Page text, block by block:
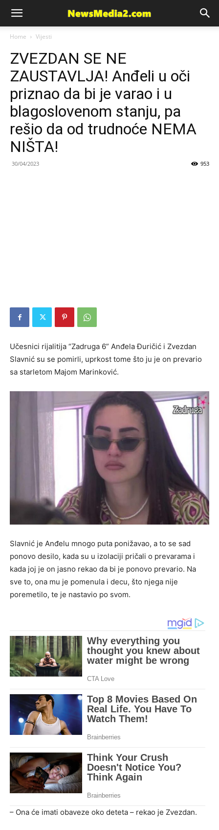
News
Media
Home Vijesti
ZVEZDAN SE NE
ZAUSTAVLJA! Anđeli u oči
priznao da bi je varao i u
blagoslovenom stanju, pa
rešio da od trudnoće NEMA
NIŠTA!
30/04/2023 953
Učesnici rijalitija “Zadruga 6” Anđela Đuričić i Zvezdan
Slavnić su se pomirli, uprkost tome što ju je on prevario
sa starletom Majom Marinković.
Slavnić je Anđelu mnogo puta ponižavao, a to se sad
ponovo desilo, kada su u izolaciji pričali o prevarama i
kada joj je on jasno rekao da bi je ponovo prevario. Na
sve to, ona mu je pomenula i decu, što njega nije
poremetilo, te je nastavio po svom.
– Ona će imati obaveze oko deteta – rekao je Zvezdan.